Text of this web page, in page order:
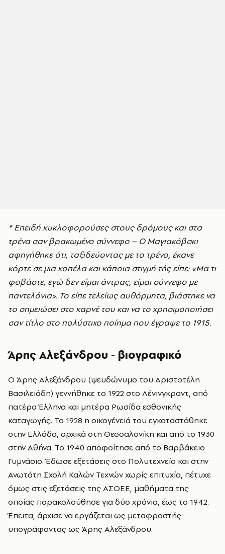
* Επειδή κυκλοφορούσες στους δρόμους και στα
τρένα σαν βρακωμένο σύννεφο – Ο Μαγιακόβσκι
αφηγήθηκε ότι, ταξιδεύοντας με το τρένο, έκανε
κόρτε σε μια κοπέλα και κάποια στιγμή τής είπε: «Μα τι
φοβάστε, εγώ δεν είμαι άντρας, είμαι σύννεφο με
παντελόνια». Το είπε τελείως αυθόρμητα, βιάστηκε να
το σημειώσει στο καρνέ του και να το χρησιμοποιήσει
σαν τίτλο στο πολύστιχο ποίημα που έγραψε το 1915.
Άρης Αλεξάνδρου - βιογραφικό
Ο Άρης Αλεξάνδρου (ψευδώνυµο του Αριστοτέλη
Βασιλειάδη) γεννήθηκε το 1922 στο Λένινγκραντ, από
πατέρα Έλληνα και µητέρα Ρωσίδα εσθονικής
καταγωγής. Το 1928 η οικογένειά του εγκαταστάθηκε
στην Ελλάδα, αρχικά στη Θεσσαλονίκη και από το 1930
στην Αθήνα. Το 1940 αποφοίτησε από το Βαρβάκειο
Γυμνάσιο. Έδωσε εξετάσεις στο Πολυτεχνείο και στην
Ανωτάτη Σχολή Καλών Τεχνών χωρίς επιτυχία, πέτυχε
όμως στις εξετάσεις της ΑΣΟΕΕ, µαθήµατα της
οποίας παρακολούθησε για δύο χρόνια, έως το 1942.
Έπειτα, άρχισε να εργάζεται ως µεταφραστής
υπογράφοντας ως Άρης Αλεξάνδρου.